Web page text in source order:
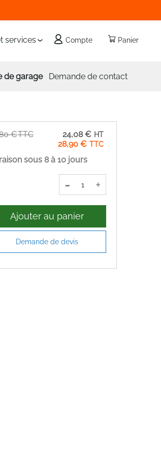
Panier
services Compte
de garage Demande de contact
Prix
Spécial
28,90 €
24,08 €
€
sous 8 à 10 jours
- +
Ajouter au panier
Demande de devis